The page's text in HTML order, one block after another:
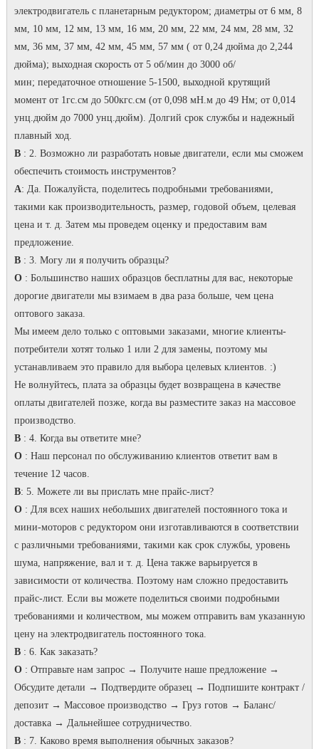
электродвигатель с планетарным редуктором; диаметры от 6 мм, 8
мм, 10 мм, 12 мм, 13 мм, 16 мм, 20 мм, 22 мм, 24 мм, 28 мм, 32
мм, 36 мм, 37 мм, 42 мм, 45 мм, 57 мм ( от 0,24 дюйма до 2,244
дюйма); выходная скорость от 5 об/мин до 3000 об/
мин; передаточное отношение 5-1500, выходной крутящий
момент от 1гс.см до 500кгс.см (от 0,098 мН.м до 49 Нм; от 0,014
унц.дюйм до 7000 унц.дюйм). Долгий срок службы и надежный
плавный ход.
В: 2. Возможно ли разработать новые двигатели, если мы сможем
обеспечить стоимость инструментов?
А: Да. Пожалуйста, поделитесь подробными требованиями,
такими как производительность, размер, годовой объем, целевая
цена и т. д. Затем мы проведем оценку и предоставим вам
предложение.
В: 3. Могу ли я получить образцы?
O: Большинство наших образцов бесплатны для вас, некоторые
дорогие двигатели мы взимаем в два раза больше, чем цена
оптового заказа.
Мы имеем дело только с оптовыми заказами, многие клиенты-
потребители хотят только 1 или 2 для замены, поэтому мы
устанавливаем это правило для выбора целевых клиентов. :)
Не волнуйтесь, плата за образцы будет возвращена в качестве
оплаты двигателей позже, когда вы разместите заказ на массовое
производство.
В: 4. Когда вы ответите мне?
O: Наш персонал по обслуживанию клиентов ответит вам в
течение 12 часов.
В: 5. Можете ли вы прислать мне прайс-лист?
O: Для всех наших небольших двигателей постоянного тока и
мини-моторов с редуктором они изготавливаются в соответствии
с различными требованиями, такими как срок службы, уровень
шума, напряжение, вал и т. д. Цена также варьируется в
зависимости от количества. Поэтому нам сложно предоставить
прайс-лист. Если вы можете поделиться своими подробными
требованиями и количеством, мы можем отправить вам указанную
цену на электродвигатель постоянного тока.
В: 6. Как заказать?
O: Отправьте нам запрос → Получите наше предложение →
Обсудите детали → Подтвердите образец → Подпишите контракт /
депозит → Массовое производство → Груз готов → Баланс/
доставка → Дальнейшее сотрудничество.
В: 7. Каково время выполнения обычных заказов?